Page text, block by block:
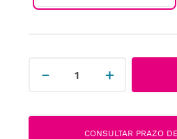
＋
－
CONSULTAR PRAZO